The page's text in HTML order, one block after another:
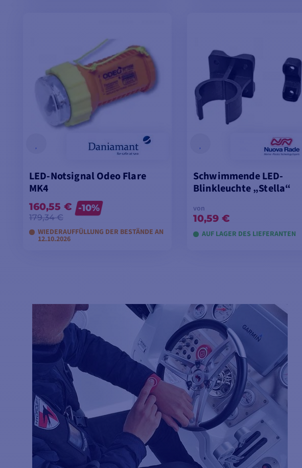
LED-Notsignal Odeo Flare
MK4
160,55 €
179,34 €
-10%
WIEDERAUFFÜLLUNG DER BESTÄNDE AN
12.10.2026
Schwimmende LED-
Blinkleuchte „Stella“
von
10,59 €
AUF LAGER DES LIEFERANTEN